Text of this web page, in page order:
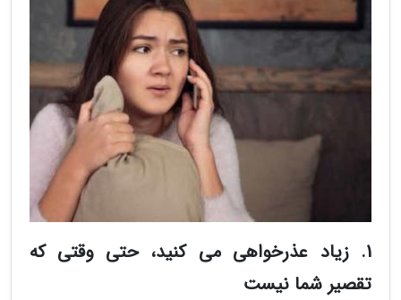
1. زیاد عذرخواهی می کنید، حتی وقتی که
تقصیر شما نیست